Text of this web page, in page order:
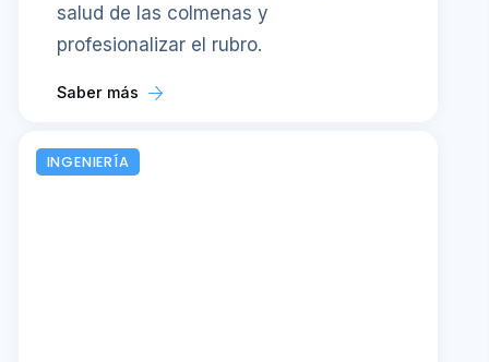
salud de las colmenas y
profesionalizar el rubro.
Saber más
INGENIERÍA